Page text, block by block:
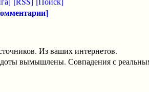
Из ваших интернетов.
вымышлены. Совпадения с